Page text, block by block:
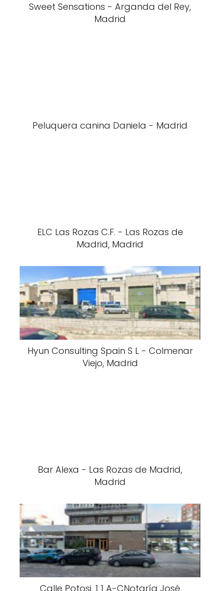
Sweet Sensations - Arganda del Rey,
Madrid
Peluquera canina Daniela - Madrid
ELC Las Rozas C.F. - Las Rozas de
Madrid, Madrid
Hyun Consulting Spain S L - Colmenar
Viejo, Madrid
Bar Alexa - Las Rozas de Madrid,
Madrid
Calle Potosi, 1 1 A-CNotaría José